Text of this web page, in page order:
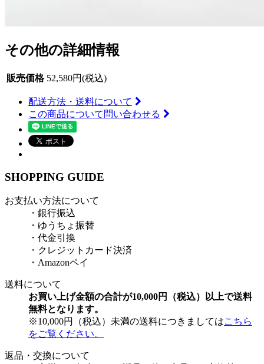
その他の詳細情報
販売価格 52,580円(税込)
配送方法・送料について
この商品について問い合わせる
SHOPPING GUIDE
お支払い方法について
・銀行振込
・ゆうちょ振替
・代金引換
・クレジットカード決済
・Amazonペイ
送料について
お買い上げ金額の合計が10,000円（税込）以上で送料
無料となります。
※10,000円（税込）未満の送料につきましてはこちら
をご覧ください。
返品・交換について